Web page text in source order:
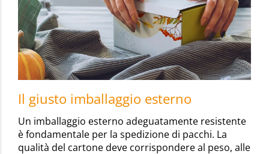
Il giusto imballaggio esterno
Un imballaggio esterno adeguatamente resistente
è fondamentale per la spedizione di pacchi. La
qualità del cartone deve corrispondere al peso, alle